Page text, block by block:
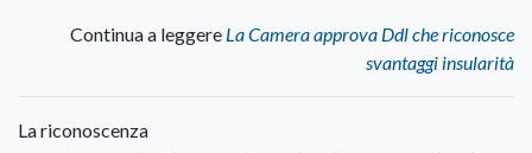
Continua a leggere La Camera approva Ddl che riconosce
svantaggi insularità
La riconoscenza